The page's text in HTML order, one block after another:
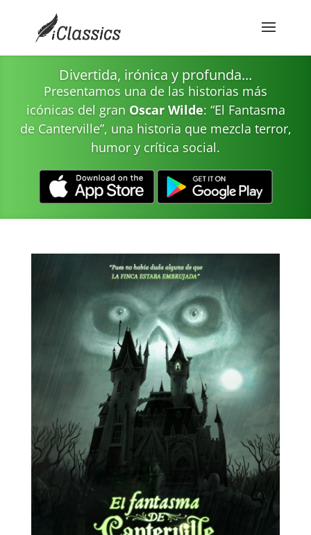
Divertida, irónica y profunda...
Presentamos una de las historias más
icónicas del gran Oscar Wilde: “El Fantasma
de Canterville”, una historia que mezcla terror,
humor y crítica social.